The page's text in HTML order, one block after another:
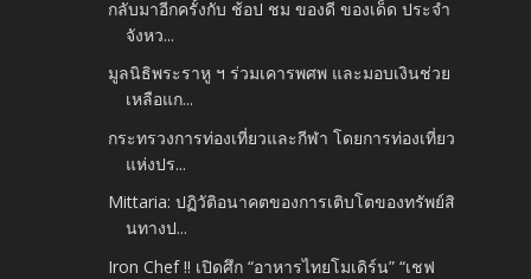
กลับมาอีกครั้งกับ ช้อป ชม ของดี ของเด็ด ประจำ
จังหว...
มูลนิธิพระราหู ฯ ร่วมเคารพศพ และมอบเงินช่วย
เหลือแก...
กระทรวงการท่องเที่ยวและกีฬา โดยการท่องเที่ยว
แห่งปร...
Mittaria: ปฏิวัติอนาคตของการเติบโตของทรัพย์สิ
นทางป...
Iron Chef !! เปิดศึก “อาหารไทยโมเดิร์น” “เชฟ